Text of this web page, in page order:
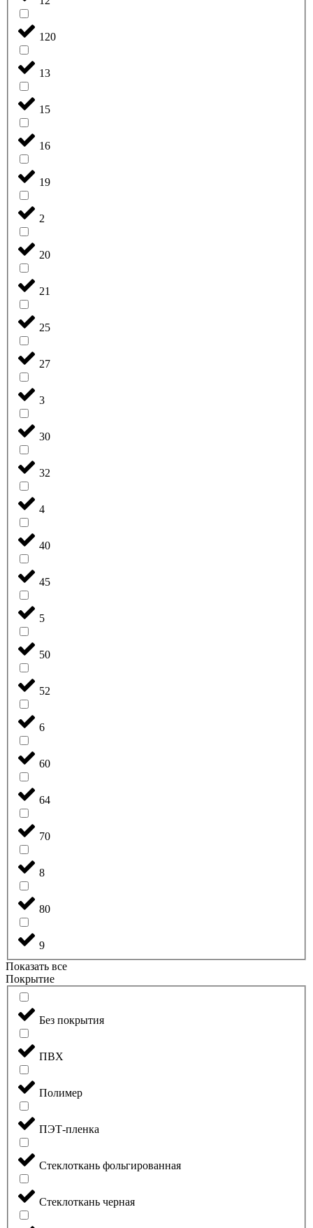
120
13
15
16
19
2
20
21
25
27
3
30
32
4
40
45
5
50
52
6
60
64
70
8
80
9
Показать все
Покрытие
Без покрытия
ПВХ
Полимер
ПЭТ-пленка
Стеклоткань фольгированная
Стеклоткань черная